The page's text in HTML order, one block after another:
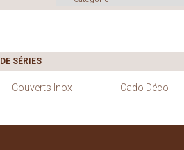
SÉRIES
Couverts Inox Cado Déco